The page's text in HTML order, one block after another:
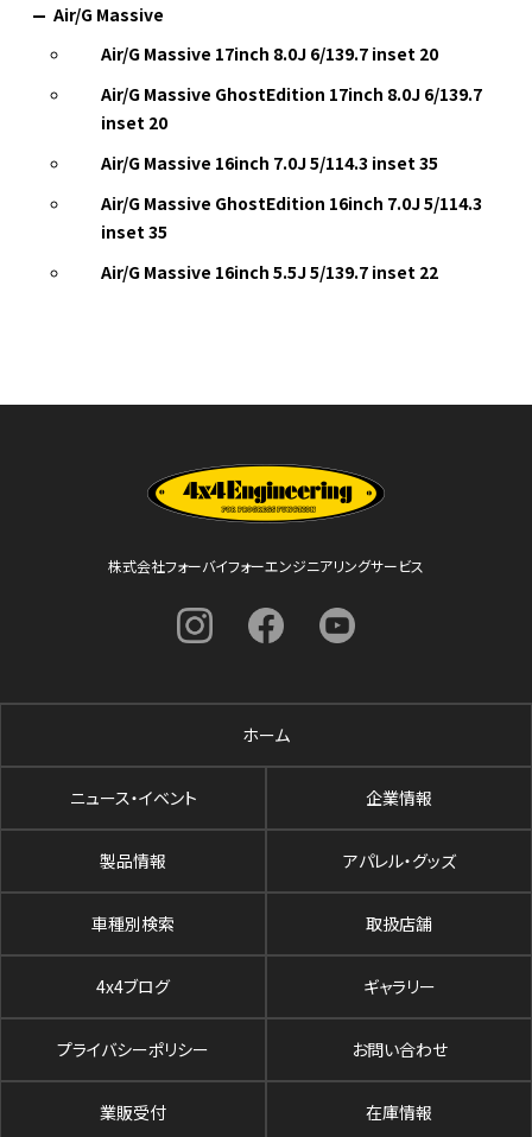
Air/G Massive
Air/G Massive 17inch 8.0J 6/139.7 inset 20
Air/G Massive GhostEdition 17inch 8.0J 6/139.7
inset 20
Air/G Massive 16inch 7.0J 5/114.3 inset 35
Air/G Massive GhostEdition 16inch 7.0J 5/114.3
inset 35
Air/G Massive 16inch 5.5J 5/139.7 inset 22
株式会社フォーバイフォーエンジニアリングサービス
ホーム
ニュース・イベント 企業情報
製品情報 アパレル・グッズ
車種別検索 取扱店舗
4x4ブログ ギャラリー
プライバシーポリシー お問い合わせ
業販受付 在庫情報